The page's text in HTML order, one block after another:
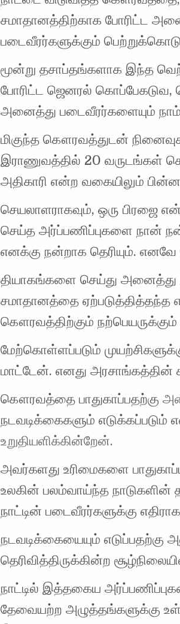
சமாதானத்திற்காக போரிட்ட
படைவீரர்களுக்கும்
மூன்று தசாப்தங்களாக இந்த
போரிட்ட ஜெனரல் கொப்பேகடுவ,
அனைத்து படைவீரர்களையும்
மிகுந்த கௌரவத்துடன்
இராணுவத்தில் 20 வருடங்கள்
அதிகாரி என்ற வகையிலும்
செயலாளராகவும், ஒரு பிரஜை
செய்த அர்ப்பணிப்புகளை நான்
எனக்கு நன்றாக தெரியும். எனவே
தியாகங்களை செய்து
சமாதானத்தை ஏற்படுத்தித்தந்த
கௌரவத்திற்கும் நற்பெயருக்கும்
மேற்கொள்ளப்படும்
மாட்டேன். எனது அரசாங்கத்தின்
கௌரவத்தை பாதுகாப்பதற்கு
நடவடிக்கைகளும் எடுக்கப்படும்
உறுதியளிக்கின்றேன்.
அவர்களது உரிமைகளை
உலகின் பலம்வாய்ந்த
நாட்டின் படைவீரர்களுக்கு
நடவடிக்கையையும்
தெரிவித்திருக்கின்ற
நாட்டில் இத்தகைய
தேவையற்ற அழுத்தங்களுக்கு